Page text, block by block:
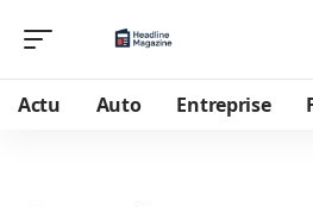
Actu Auto Entreprise